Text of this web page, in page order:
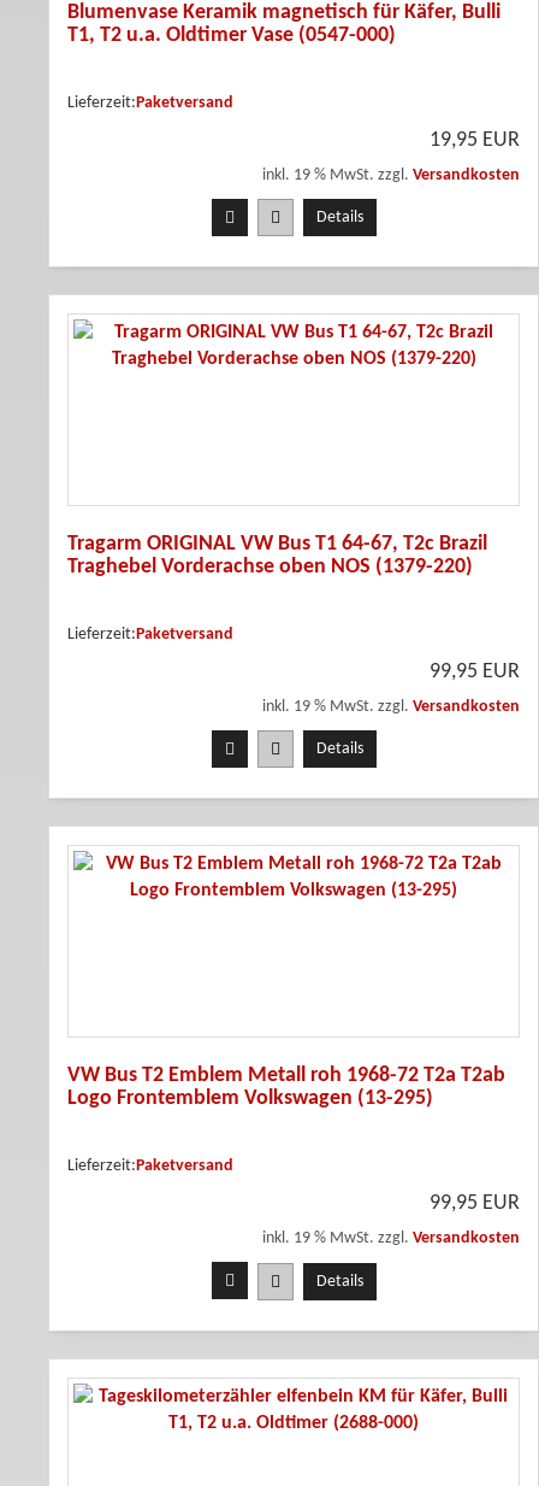
Blumenvase Keramik magnetisch für Käfer, Bulli
T1, T2 u.a. Oldtimer Vase (0547-000)
Lieferzeit: Paketversand
19,95 EUR
inkl. 19 % MwSt. zzgl. Versandkosten
Details
Tragarm ORIGINAL VW Bus T1 64-67, T2c Brazil
Traghebel Vorderachse oben NOS (1379-220)
Lieferzeit: Paketversand
99,95 EUR
inkl. 19 % MwSt. zzgl. Versandkosten
Details
VW Bus T2 Emblem Metall roh 1968-72 T2a T2ab
Logo Frontemblem Volkswagen (13-295)
Lieferzeit: Paketversand
99,95 EUR
inkl. 19 % MwSt. zzgl. Versandkosten
Details